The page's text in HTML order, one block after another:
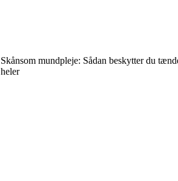
Skånsom mundpleje: Sådan beskytter du
heler